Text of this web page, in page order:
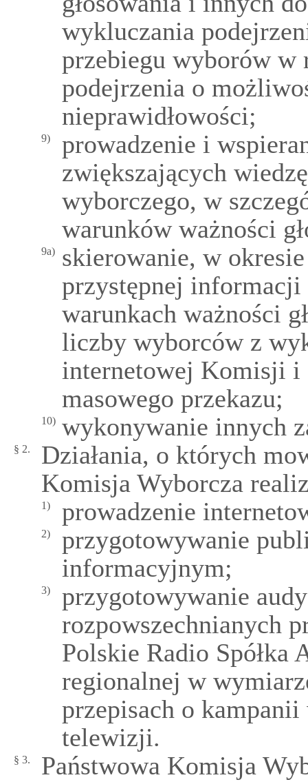
wykluczania
przebiegu wyborów w
podejrzenia o
nieprawidłowości;
9)
prowadzenie i
zwiększających
wyborczego, w
warunków ważności
9a)
skierowanie, w
przystępnej informacji
warunkach ważności
liczby wyborców z
internetowej Komisji i
masowego przekazu;
10) wykonywanie innych
§ 2.
Działania, o których
Komisja Wyborcza
1) prowadzenie
2)
przygotowywanie
informacyjnym;
3)
przygotowywanie
rozpowszechnianych
Polskie Radio
regionalnej w
przepisach o
telewizji.
§ 3.
Państwowa Komisja